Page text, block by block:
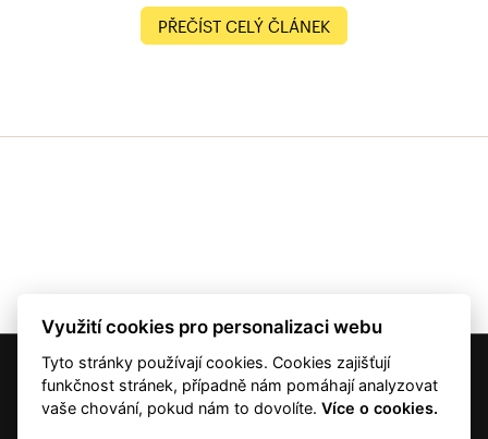
PŘEČÍST CELÝ ČLÁNEK
© 2001 — 2026 Copyright CMI News a dodavatelé obsahu. |
Využití cookies pro personalizaci webu
Tyto stránky používají cookies. Cookies zajišťují
funkčnost stránek, případně nám pomáhají analyzovat
vaše chování, pokud nám to dovolíte.Více o cookies.